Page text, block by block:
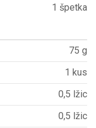
1 špetka
75 g
1 kus
0,5 lžic
0,5 lžic